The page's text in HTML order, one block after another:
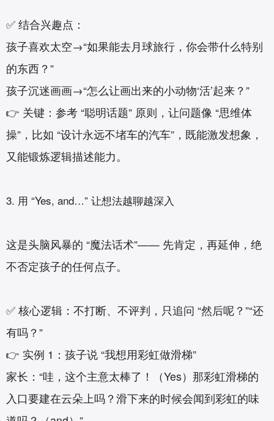
✅ 结合兴趣点：
孩子喜欢太空→“如果能去月球旅行，你会带什么特别
的东西？”
孩子沉迷画画→“怎么让画出来的小动物‘活’起来？”
👉 关键：参考 “聪明话题” 原则，让问题像 “思维体
操”，比如 “设计永远不堵车的汽车”，既能激发想象，
又能锻炼逻辑描述能力。
3. 用 “Yes, and…” 让想法越聊越深入‌
这是头脑风暴的 “魔法话术”—— 先肯定，再延伸，绝
不否定孩子的任何点子。
✅ 核心逻辑：不打断、不评判，只追问 “然后呢？”“还
有吗？”
👉 实例 1：孩子说 “我想用彩虹做滑梯”
家长：“哇，这个主意太棒了！（Yes）那彩虹滑梯的
入口要建在云朵上吗？滑下来的时候会闻到彩虹的味